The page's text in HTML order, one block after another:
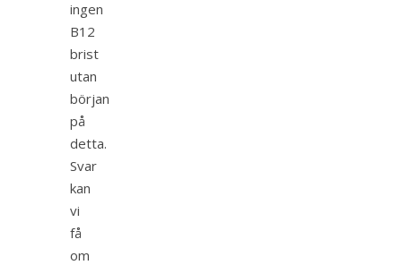
ingen
B12
brist
utan
början
på
detta.
Svar
kan
vi
få
om